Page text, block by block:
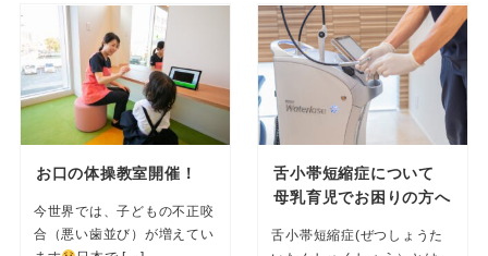
お口の体操教室開催！
今世界では、子どもの不正咬
合（悪い歯並び）が増えてい
舌小帯短縮症について
母乳育児でお困りの方へ
舌小帯短縮症(ぜつしょうた